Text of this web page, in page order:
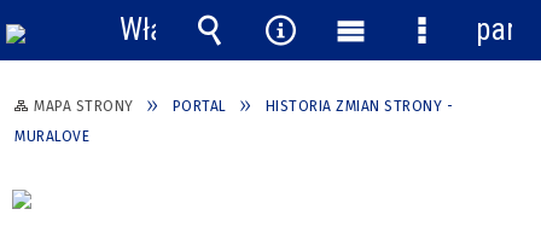
MAPA STRONY PORTAL
HISTORIA ZMIAN STRONY -
MURALOVE
Włącz
powiadomienia
Wyszukiwarka
Narzędzia
Menu
główne
Menu
panel